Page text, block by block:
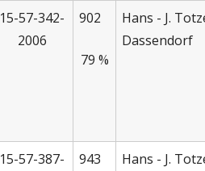
15-57-342-
2006
902
79 %
Hans - J.
Dassendorf
15-57-387-
943
Hans - J.